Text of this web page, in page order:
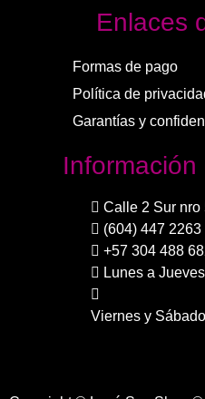
Enlaces
Formas de pago
Política de
Garantías y
Calle 2 Sur nro
(604) 447 2263
+57 304 488
Lunes a
Viernes y